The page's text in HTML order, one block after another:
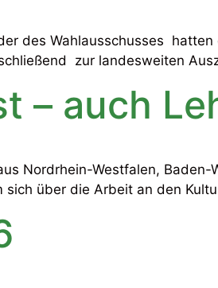
des Wahlausschusses
zur landesweiten
– auch
Nordrhein-Westfalen,
sich über die Arbeit an den